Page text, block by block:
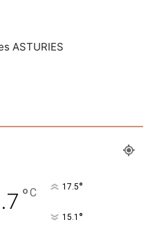
°C 17.5°
15.1 °